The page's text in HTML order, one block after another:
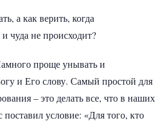
а как верить, когда
чуда не происходит?
проще унывать и
и Его слову. Самый простой для
– это делать все, что в наших
условие: «Для того, кто